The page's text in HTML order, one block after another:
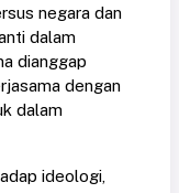
negara dan
dalam
dianggap
dengan
dalam
ideologi,